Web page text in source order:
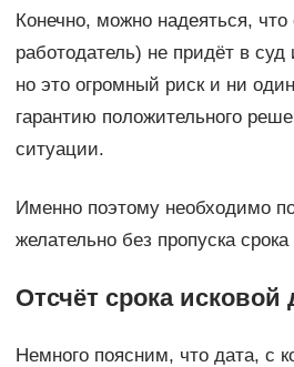
Конечно, можно надеяться,
работодатель) не придёт в
но это огромный риск и ни
гарантию положительного
ситуации.
Именно поэтому необходимо
желательно без пропуска
Отсчёт срока исковой
Немного поясним, что дата, с